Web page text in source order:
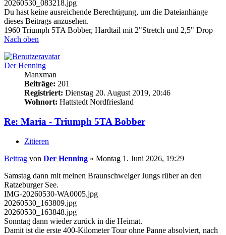
20260530_083218.jpg
Du hast keine ausreichende Berechtigung, um die Dateianhänge
dieses Beitrags anzusehen.
1960 Triumph 5TA Bobber, Hardtail mit 2"Stretch und 2,5" Drop
Nach oben
Der Henning
Manxman
Beiträge: 201
Registriert: Dienstag 20. August 2019, 20:46
Wohnort: Hattstedt Nordfriesland
Re: Maria - Triumph 5TA Bobber
Zitieren
Beitrag von Der Henning » Montag 1. Juni 2026, 19:29
Samstag dann mit meinen Braunschweiger Jungs rüber an den
Ratzeburger See.
IMG-20260530-WA0005.jpg
20260530_163809.jpg
20260530_163848.jpg
Sonntag dann wieder zurück in die Heimat.
Damit ist die erste 400-Kilometer Tour ohne Panne absolviert, nach